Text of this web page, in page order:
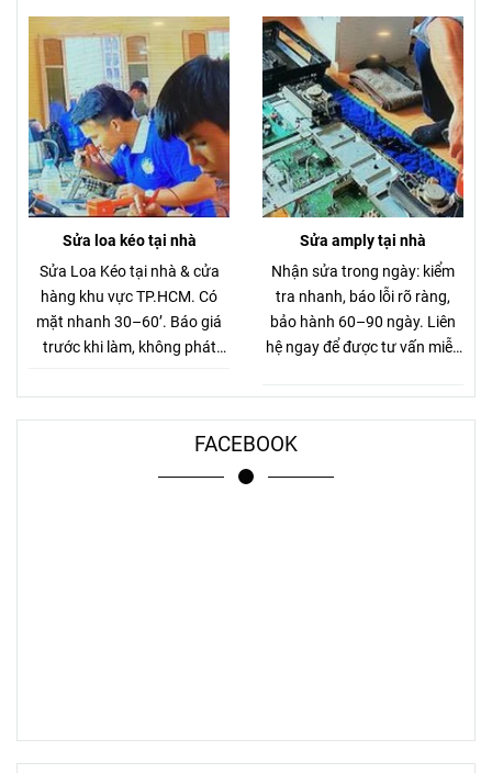
thanh lý 280K.
Sửa loa kéo tại nhà
Sửa Loa Kéo tại nhà & cửa
hàng khu vực TP.HCM. Có
mặt nhanh 30–60’. Báo giá
trước khi làm, không phát
Sửa amply tại nhà
Nhận sửa trong ngày: kiểm
tra nhanh, báo lỗi rõ ràng,
bảo hành 60–90 ngày. Liên
hệ ngay để được tư vấn miễn
FACEBOOK